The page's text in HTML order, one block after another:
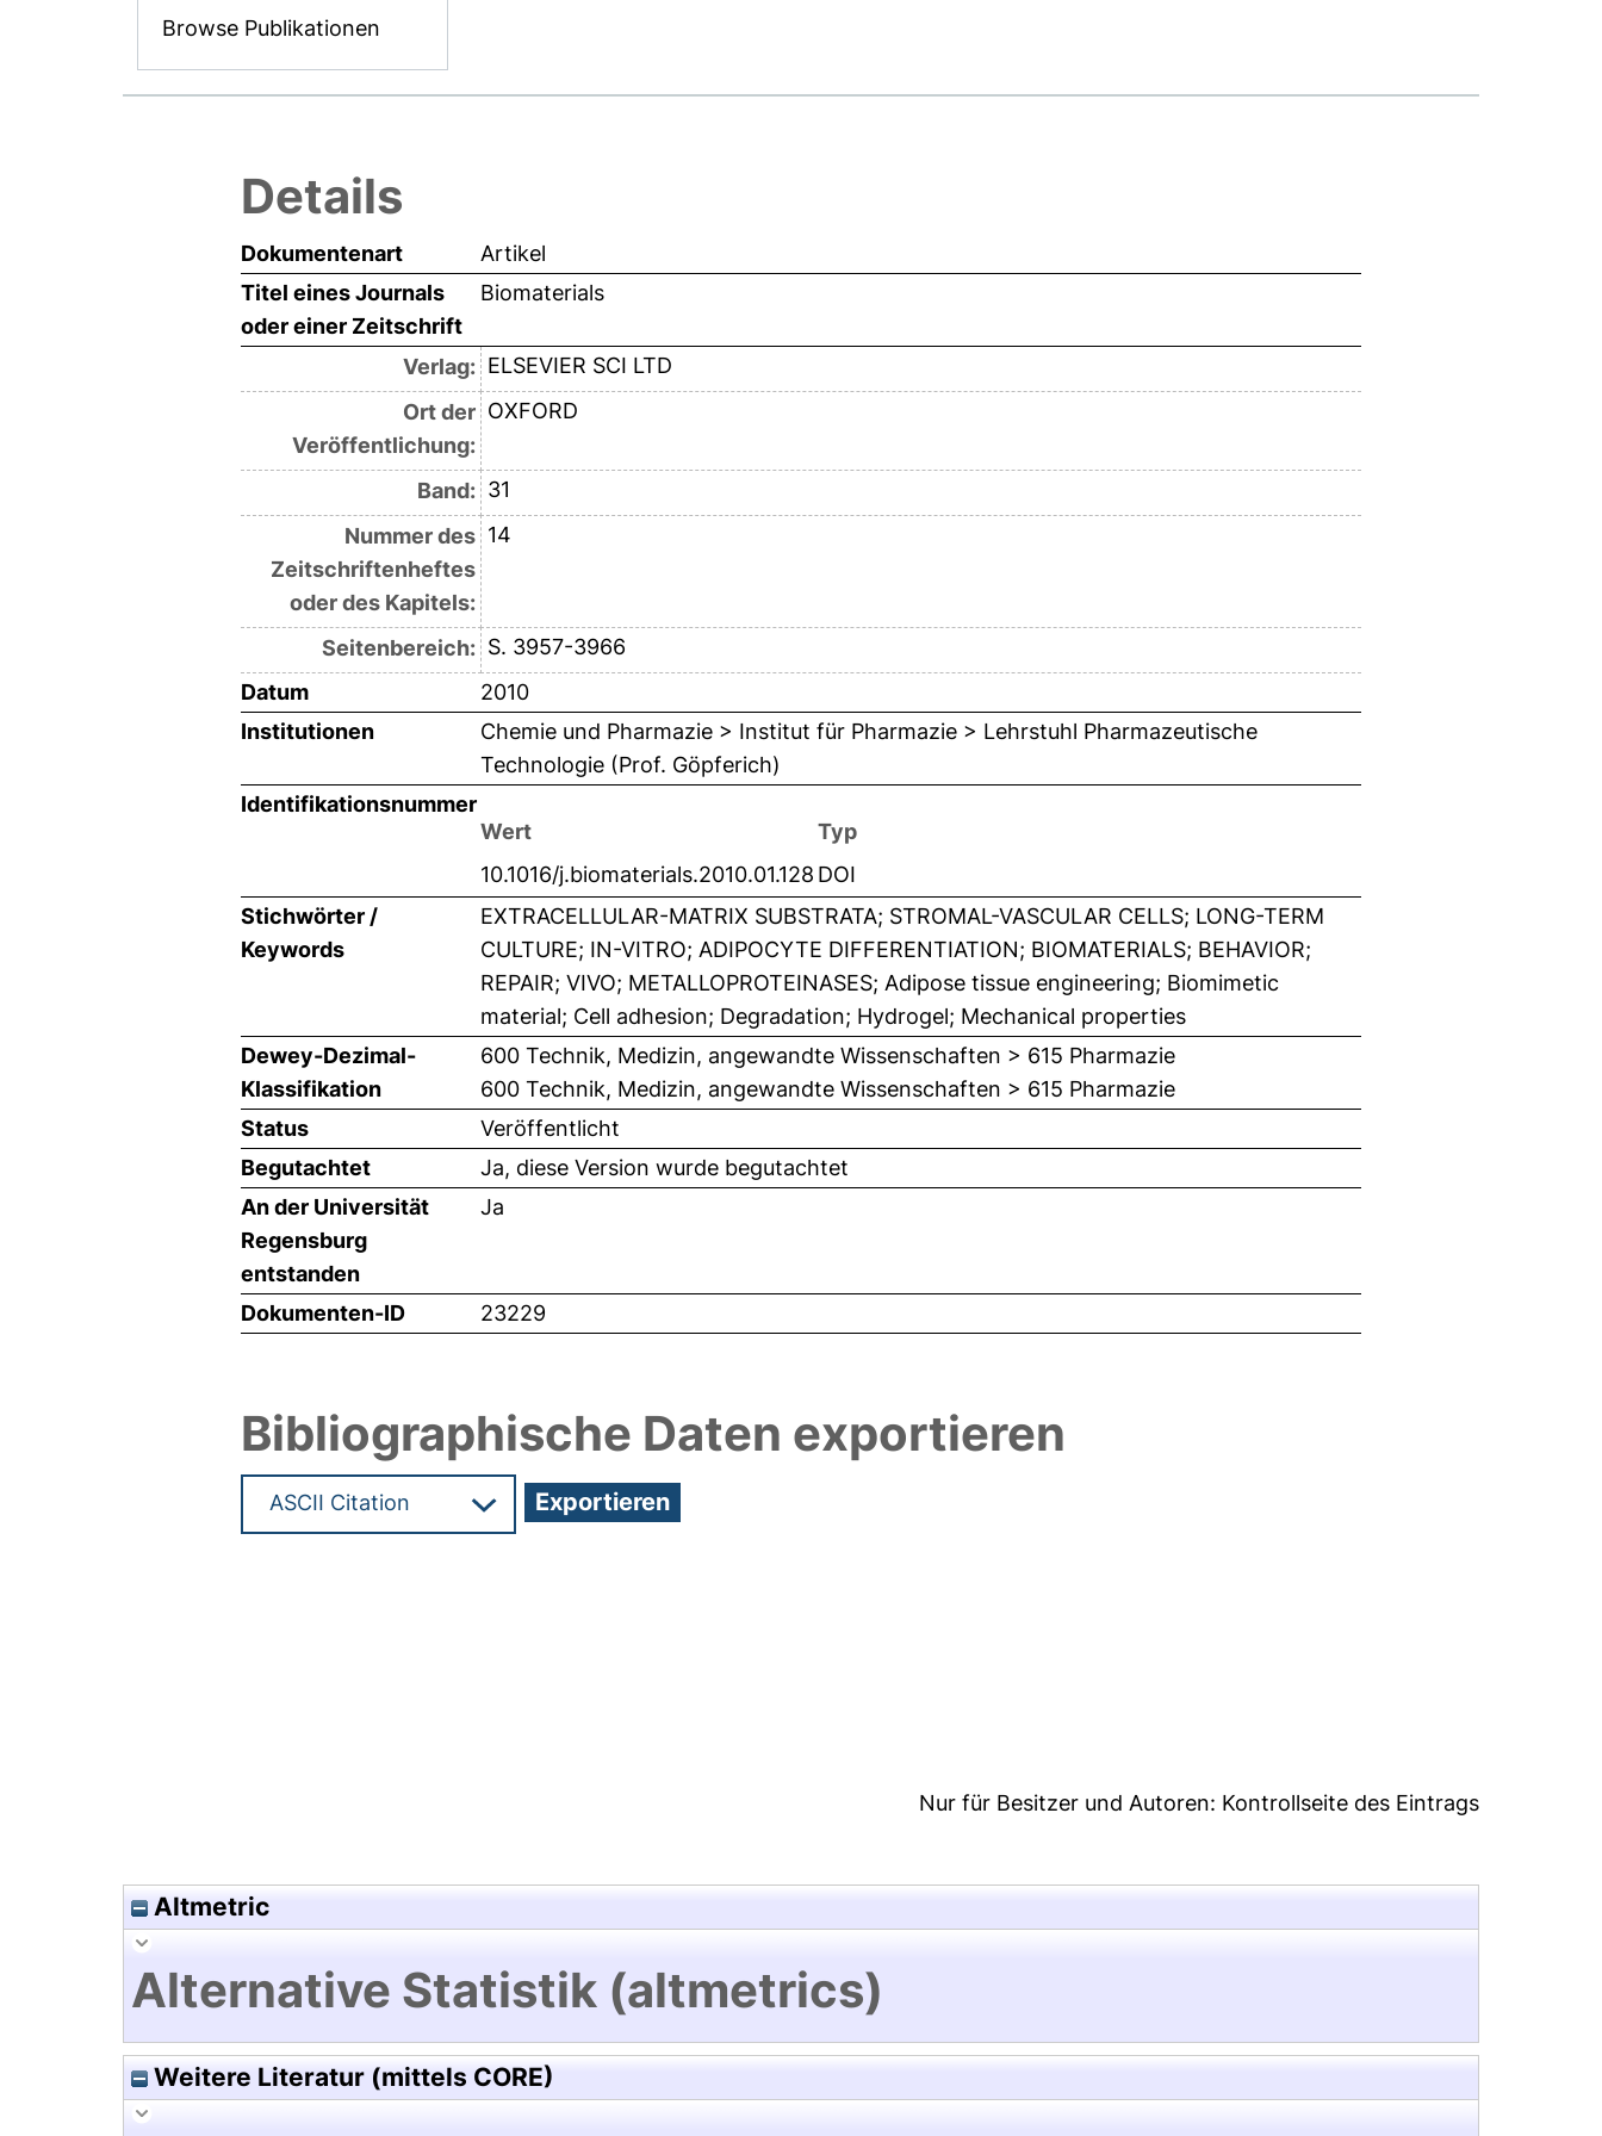
Browse Publikationen
Details
Dokumentenart
Artikel
Titel eines Journals
oder einer Zeitschrift
Biomaterials
Verlag: ELSEVIER SCI LTD
Ort der
Veröffentlichung:
OXFORD
Band: 31
Nummer des
Zeitschriftenheftes
oder des Kapitels:
14
Seitenbereich: S. 3957-3966
Datum
2010
Institutionen
Chemie und Pharmazie > Institut für Pharmazie > Lehrstuhl Pharmazeutische
Technologie (Prof. Göpferich)
Identifikationsnummer
Wert
Typ
10.1016/j.biomaterials.2010.01.128 DOI
Stichwörter /
Keywords
EXTRACELLULAR-MATRIX SUBSTRATA; STROMAL-VASCULAR CELLS; LONG-TERM
CULTURE; IN-VITRO; ADIPOCYTE DIFFERENTIATION; BIOMATERIALS; BEHAVIOR;
REPAIR; VIVO; METALLOPROTEINASES; Adipose tissue engineering; Biomimetic
material; Cell adhesion; Degradation; Hydrogel; Mechanical properties
Dewey-Dezimal-
Klassifikation
600 Technik, Medizin, angewandte Wissenschaften > 615 Pharmazie
600 Technik, Medizin, angewandte Wissenschaften > 615 Pharmazie
Status
Veröffentlicht
Begutachtet
Ja, diese Version wurde begutachtet
An der Universität
Regensburg
entstanden
Ja
Dokumenten-ID 23229
Bibliographische Daten exportieren
Nur für Besitzer und Autoren: Kontrollseite des Eintrags
Altmetric
Alternative Statistik (altmetrics)
Weitere Literatur (mittels CORE)